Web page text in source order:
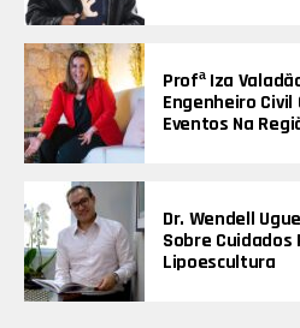
Profª Iza
Engenheiro Civil
Eventos Na
Dr. Wendell
Sobre Cuidados
Lipoescultura